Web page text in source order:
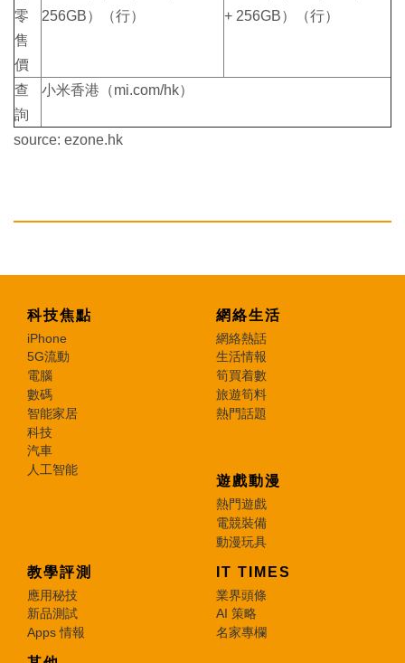
零
售
價
256GB）（行）
+ 256GB）（行）
查
詢
小米香港（mi.com/hk）
source: ezone.hk
科技焦點
iPhone
5G流動
電腦
數碼
智能家居
科技
汽車
人工智能
網絡生活
網絡熱話
生活情報
筍買着數
旅遊筍料
熱門話題
遊戲動漫
熱門遊戲
電競裝備
動漫玩具
教學評測
應用秘技
新品測試
Apps 情報
IT TIMES
業界頭條
AI 策略
名家專欄